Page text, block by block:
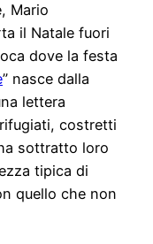
Mario
il Natale fuori
dove la festa
” nasce dalla
lettera
costretti
sottratto loro
tipica di
quello che non